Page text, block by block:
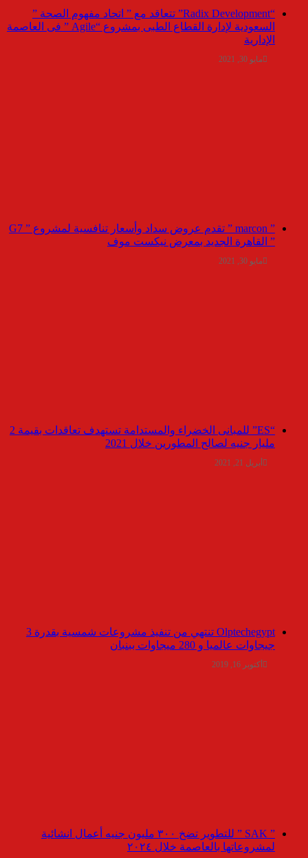
“Radix Development” تتعاقد مع ” اتحاد مفهوم الصحة ”
السعودية لإدارة القطاع الطبى بمشروع “Agile ” فى العاصمة
الإدارية
مايو 30, 2021
” marcon ” تقدم عروض سداد وأسعار تنافسية لمشروع ” G7
” القاهرة الجديد بمعرض نيكست موف
مايو 30, 2021
“ES” للمبانى الخضراء والمستدامة تستهدف تعاقدات بقيمة 2
مليار جنيه لصالح المطورين خلال 2021
أبريل 21, 2021
Olptechegypt تنتهي من تنفيذ مشروعات شمسية بقدرة 3
جيجاوات عالميا و 280 ميجاوات ببنبان
أكتوبر 16, 2019
” SAK ” للتطوير تضخ ٣٠٠ مليون جنيه أعمال انشائية
لمشروعاتها بالعاصمة خلال ٢٠٢٤